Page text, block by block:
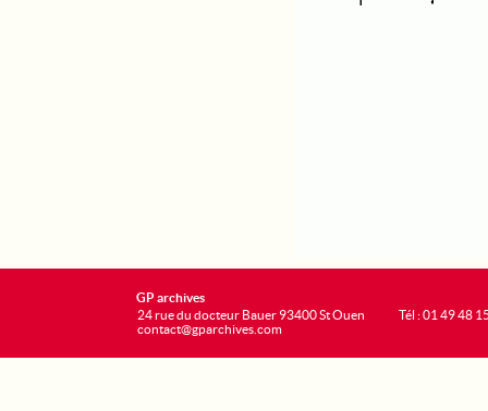
GP archives
24 rue du docteur Bauer 93400 St Ouen
contact@gparchives.com
Tél : 01 49 48